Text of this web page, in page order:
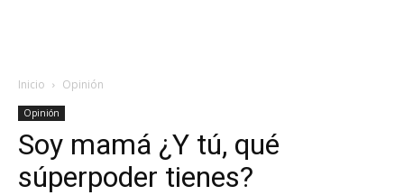
Inicio Opinión
Opinión
Soy mamá ¿Y tú, qué
súperpoder tienes?